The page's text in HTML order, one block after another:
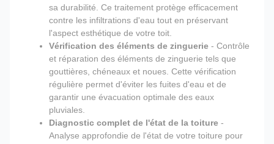
sa durabilité. Ce traitement protège efficacement
contre les infiltrations d'eau tout en préservant
l'aspect esthétique de votre toit.
Vérification des éléments de zinguerie - Contrôle
et réparation des éléments de zinguerie tels que
gouttières, chéneaux et noues. Cette vérification
régulière permet d'éviter les fuites d'eau et de
garantir une évacuation optimale des eaux
pluviales.
Diagnostic complet de l'état de la toiture -
Analyse approfondie de l'état de votre toiture pour